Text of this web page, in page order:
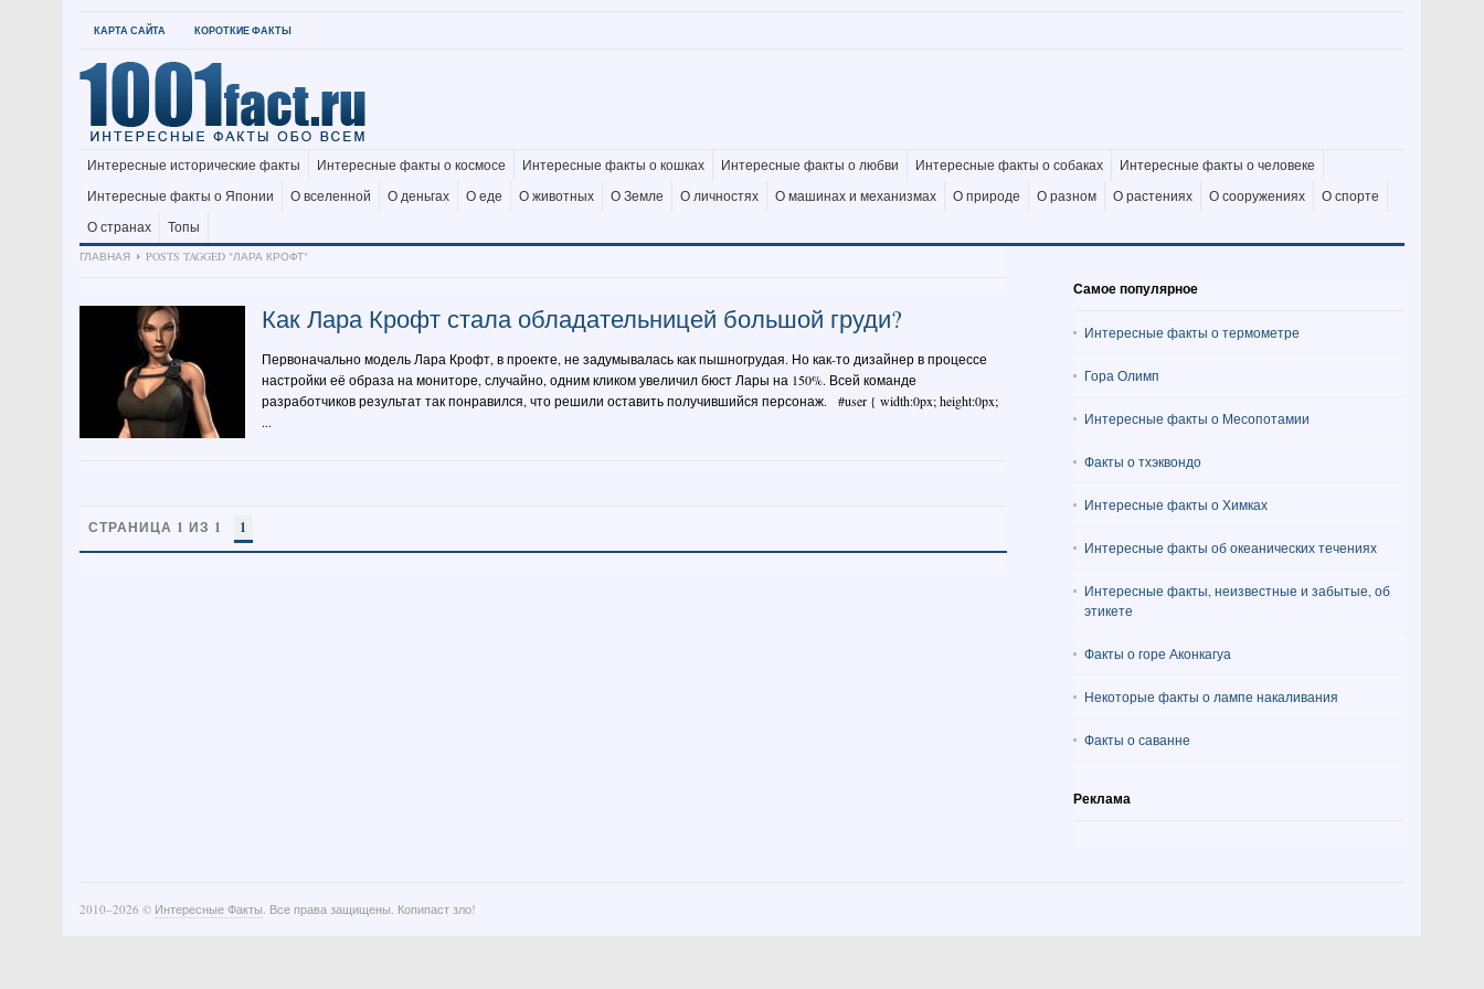
КАРТА САЙТА КОРОТКИЕ ФАКТЫ
Интересные исторические факты Интересные факты о космосе Интересные факты о кошках Интересные факты о любви Интересные факты о собаках
Интересные факты о человеке
Интересные факты о Японии
О вселенной О деньгах О еде О животных О Земле О личностях О машинах и механизмах О природе О разном О растениях О сооружениях
О спорте
О странах
Топы
ГЛАВНАЯ
POSTS TAGGED "ЛАРА КРОФТ"
Как Лара Крофт стала обладательницей большой груди?
Первоначально модель Лара Крофт, в проекте, не задумывалась как пышногрудая. Но как-то дизайнер в процессе
настройки её образа на мониторе, случайно, одним кликом увеличил бюст Лары на 150%. Всей команде
разработчиков результат так понравился, что решили оставить получившийся персонаж. #user { width:0px; height:0px;
...
СТРАНИЦА 1 ИЗ 1 1
Самое популярное
Интересные факты о термометре
Гора Олимп
Интересные факты о Месопотамии
Факты о тхэквондо
Интересные факты о Химках
Интересные факты об океанических течениях
Интересные факты, неизвестные и забытые, об
этикете
Факты о горе Аконкагуа
Некоторые факты о лампе накаливания
Факты о саванне
Реклама
2010–2026 © Интересные Факты. Все права защищены. Копипаст зло!